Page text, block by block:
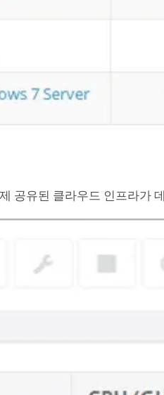
공유된 클라우드 인프라가